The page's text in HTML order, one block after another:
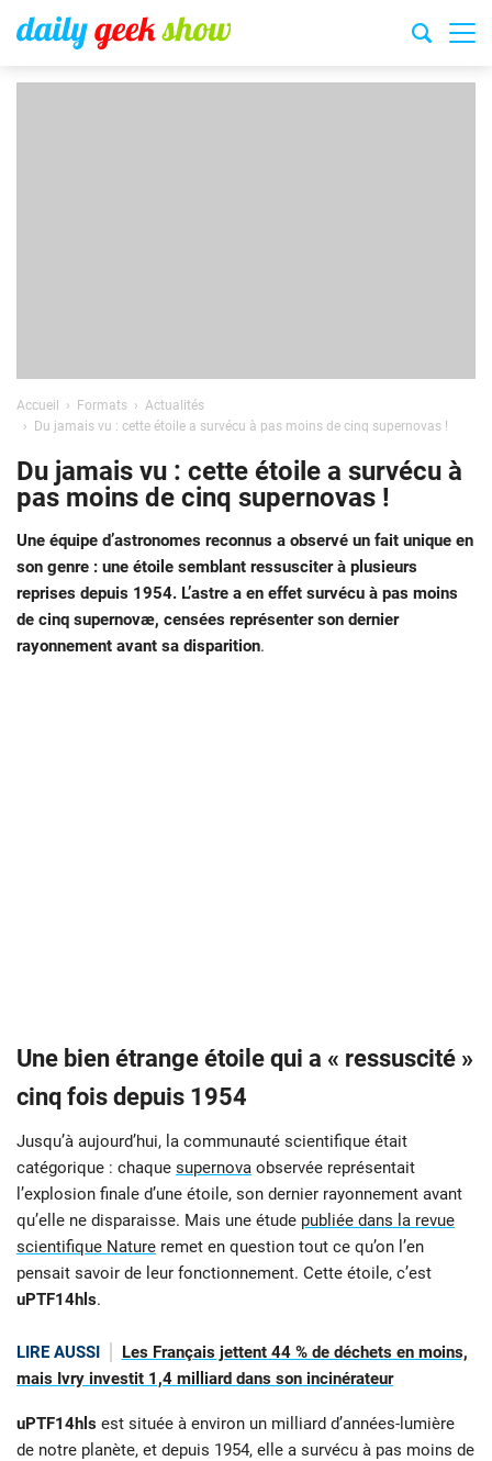
Accueil Formats
Actualités
Du jamais vu : cette étoile a survécu à pas moins de cinq supernovas !
Du jamais vu : cette étoile a survécu à
pas moins de cinq supernovas !
Une équipe d’astronomes reconnus a observé un fait unique en
son genre : une étoile semblant ressusciter à plusieurs
reprises depuis 1954. L’astre a en effet survécu à pas moins
de cinq supernovæ, censées représenter son dernier
rayonnement avant sa disparition.
Une bien étrange étoile qui a « ressuscité »
cinq fois depuis 1954
Jusqu’à aujourd’hui, la communauté scientifique était
catégorique : chaque supernova observée représentait
l’explosion finale d’une étoile, son dernier rayonnement avant
qu’elle ne disparaisse. Mais une étude publiée dans la revue
scientifique Nature remet en question tout ce qu’on l’en
pensait savoir de leur fonctionnement. Cette étoile, c’est
uPTF14hls.
LIRE AUSSI
Les Français jettent 44 % de déchets en moins,
mais Ivry investit 1,4 milliard dans son incinérateur
uPTF14hls est située à environ un milliard d’années-lumière
de notre planète, et depuis 1954, elle a survécu à pas moins de